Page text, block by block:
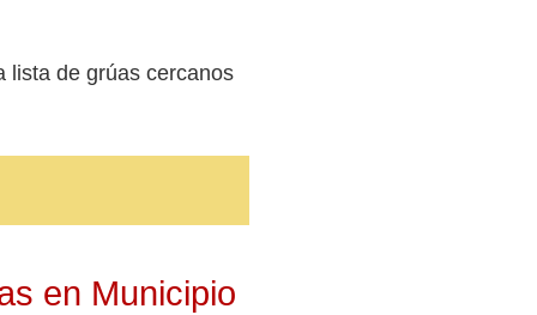
lista de grúas cercanos
en Municipio